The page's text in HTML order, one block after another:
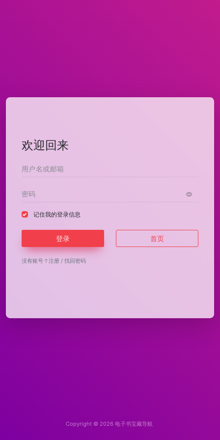
欢迎回来
记住我的登录信息
登录 首页
没有账号？ 注册 / 找回密码
Copyright © 2026 电子书宝藏导航